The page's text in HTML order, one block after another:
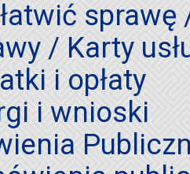
sprawę
/ Karty
i opłaty
i wnioski